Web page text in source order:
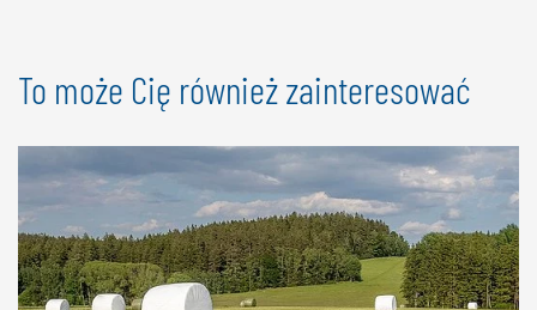
To może Cię również zainteresować